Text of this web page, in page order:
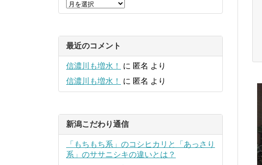
最近のコメント
信濃川も増水！ に 匿名 より
信濃川も増水！
に 匿名 より
新潟こだわり通信
「もちもち系」のコシヒカリと「あっさり
系」のササニシキの違いとは？